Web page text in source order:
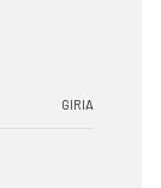
GIRIA